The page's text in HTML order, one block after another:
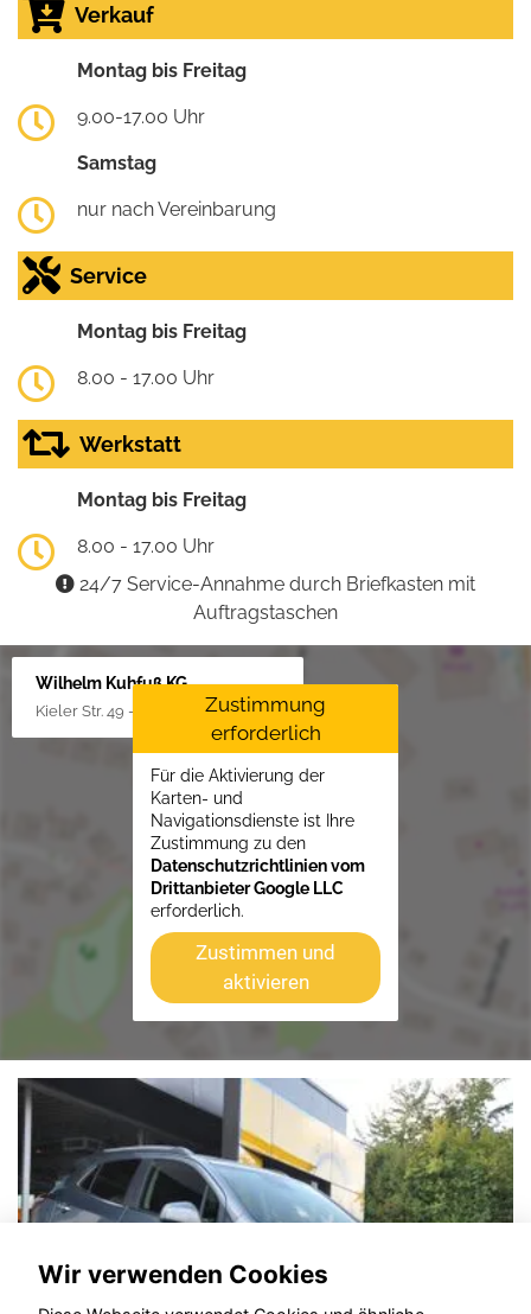
Verkauf
Montag bis Freitag
9.00-17.00 Uhr
Samstag
nur nach Vereinbarung
Service
Montag bis Freitag
8.00 - 17.00 Uhr
Werkstatt
Montag bis Freitag
8.00 - 17.00 Uhr
24/7 Service-Annahme durch Briefkasten mit
Auftragstaschen
Wilhelm Kuhfuß KG
Kieler Str. 49 - 51, 25451 Quickborn
Zustimmung
erforderlich
Für die Aktivierung der
Karten- und
Navigationsdienste ist Ihre
Zustimmung zu den
Datenschutzrichtlinien vom
Drittanbieter Google LLC
erforderlich.
Zustimmen und
aktivieren
Wir verwenden Cookies